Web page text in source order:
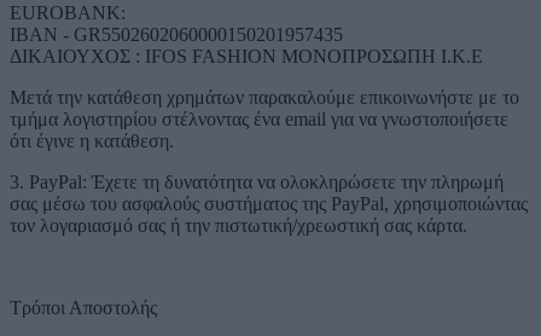
EUROBANK:
IBAN - GR5502602060000150201957435
ΔΙΚΑΙΟΥΧΟΣ : IFOS FASHION ΜΟΝΟΠΡΟΣΩΠΗ Ι.Κ.Ε
Μετά την κατάθεση χρημάτων παρακαλούμε επικοινωνήστε με το
τμήμα λογιστηρίου στέλνοντας ένα email για να γνωστοποιήσετε
ότι έγινε η κατάθεση.
3. PayPal: Έχετε τη δυνατότητα να ολοκληρώσετε την πληρωμή
σας μέσω του ασφαλούς συστήματος της PayPal, χρησιμοποιώντας
τον λογαριασμό σας ή την πιστωτική/χρεωστική σας κάρτα.
Τρόποι Αποστολής